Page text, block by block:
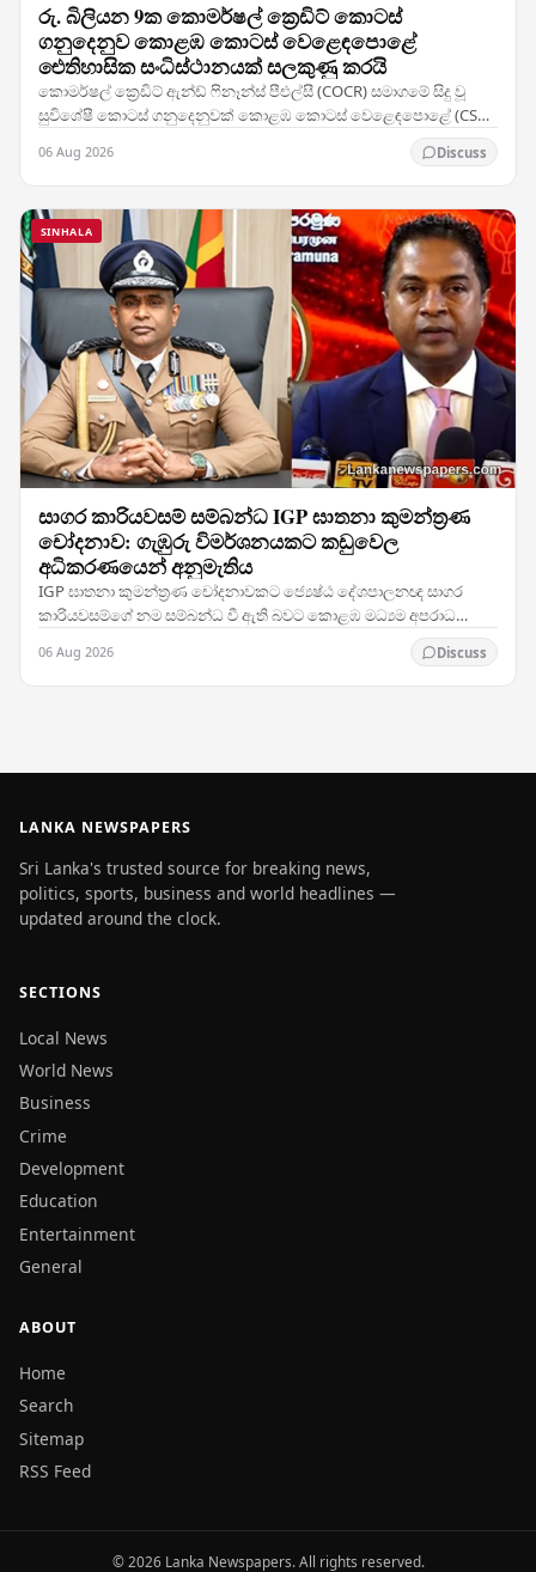
රු. බිලියන 9ක කොමර්ෂල් ක්‍රෙඩිට් කොටස්
ගනුදෙනුව කොළඹ කොටස් වෙළෙඳපොළේ
ඓතිහාසික සංධිස්ථානයක් සලකුණු කරයි
කොමර්ෂල් ක්‍රෙඩිට් ඇන්ඩ් ෆිනෑන්ස් පීඑල්සී (COCR) සමාගමේ සිදු වූ
සුවිශේෂී කොටස් ගනුදෙනුවක් කොළඹ කොටස් වෙළෙඳපොළේ (CSE)
06 Aug 2026 Discuss
SINHALA
සාගර කාරියවසම් සම්බන්ධ IGP ඝාතනා කුමන්ත්‍රණ
චෝදනාව: ගැඹුරු විමර්ශනයකට කඩුවෙල
අධිකරණයෙන් අනුමැතිය
IGP ඝාතනා කුමන්ත්‍රණ චෝදනාවකට ජ්‍යෙෂ්ඨ දේශපාලනඥ සාගර
කාරියවසම්ගේ නම සම්බන්ධ වී ඇති බවට කොළඹ මධ්‍යම අපරාධ
විමර්ශන කාර්යාංශය (CCIB) ඉදිරිපත් කළ වාර්තාව සලකා බැලූ…
06 Aug 2026 Discuss
LANKA NEWSPAPERS
Sri Lanka's trusted source for breaking news,
politics, sports, business and world headlines —
updated around the clock.
SECTIONS
Local News
World News
Business
Crime
Development
Education
Entertainment
General
ABOUT
Home
Search
Sitemap
RSS Feed
© 2026 Lanka Newspapers. All rights reserved.